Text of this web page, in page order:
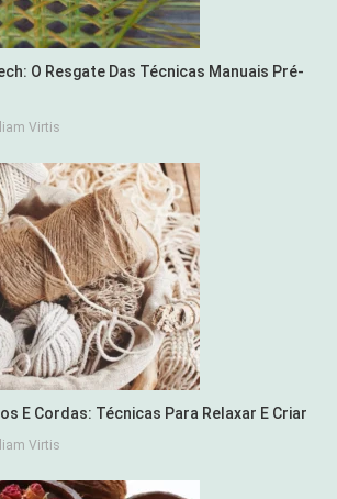
O Resgate Das Técnicas Manuais Pré-
Virtis
E Cordas: Técnicas Para Relaxar E Criar
Virtis